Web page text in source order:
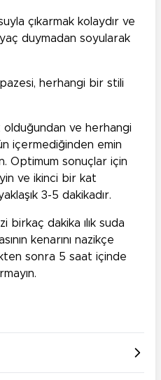
çıkarmak kolaydır ve
duymadan soyularak
herhangi bir stili
olduğundan ve herhangi
içermediğinden emin
Optimum sonuçlar için
ve ikinci bir kat
3-5 dakikadır.
birkaç dakika ılık suda
kenarını nazikçe
sonra 5 saat içinde